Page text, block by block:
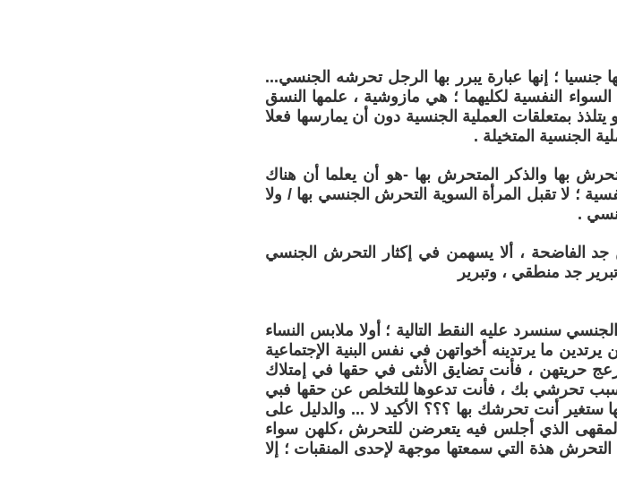
جنسيا ؛ إنها عبارة يبرر بها الرجل تحرشه الجنسي...
السواء النفسية لكليهما ؛ هي مازوشية ، علمها النسق
بمتعلقات العملية الجنسية دون أن يمارسها فعلا
الجنسية المتخيلة .
التحرش بها والذكر المتحرش بها -هو أن يعلما أن هناك
؛ لا تقبل المرأة السوية التحرش الجنسي بها / ولا
.
الفاضحة ، ألا يسهمن في إكثار التحرش الجنسي
جد منطقي ، وتبرير
سنسرد عليه النقط التالية ؛ أولا ملابس النساء
ما يرتدينه أخواتهن في نفس البنية الإجتماعية
حريتهن ، فأنت تضايق الأنثى في حقها في إمتلاك
سبب تحرشي بك ، فأنت تدعوها للتخلص عن حقها فبي
ستغير أنت تحرشك بها ؟؟؟ الأكيد لا ... والدليل على
الذي أجلس فيه يتعرضن للتحرش ،كلهن سواء
هذة التي سمعتها موجهة لإحدى المنقبات ؛ إلا